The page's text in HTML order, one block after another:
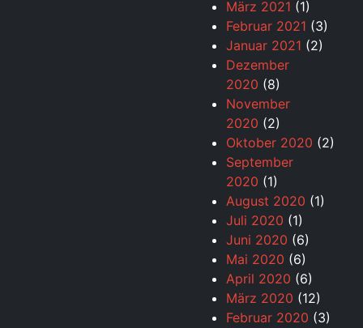
März 2021 (1)
Februar 2021 (3)
Januar 2021 (2)
Dezember
2020 (8)
November
2020 (2)
Oktober 2020 (2)
September
2020 (1)
August 2020 (1)
Juli 2020 (1)
Juni 2020 (6)
Mai 2020 (6)
April 2020 (6)
März 2020 (12)
Februar 2020 (3)